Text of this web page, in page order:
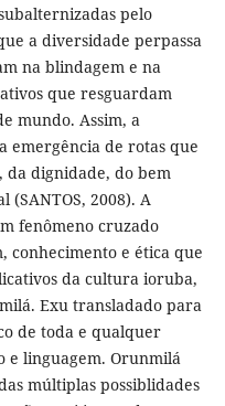
pelo
a diversidade perpassa
na blindagem e na
que resguardam
mundo. Assim, a
emergência de rotas que
da dignidade, do bem
(SANTOS, 2008). A
fenômeno cruzado
conhecimento e ética que
da cultura ioruba,
Exu transladado para
de toda e qualquer
e linguagem. Orunmilá
múltiplas possiblidades